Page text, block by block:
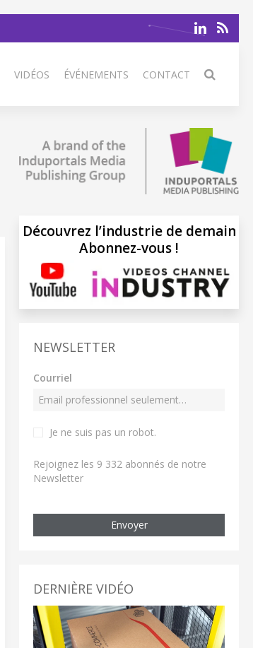
VIDÉOS ÉVÉNEMENTS CONTACT
Découvrez l’industrie de demain
Abonnez-vous !
NEWSLETTER
Courriel
Je ne suis pas un robot.
Rejoignez les 9 332 abonnés de notre
Newsletter
Envoyer
DERNIÈRE VIDÉO